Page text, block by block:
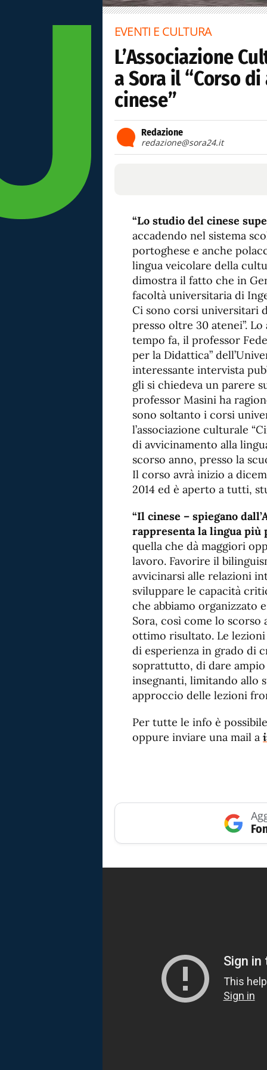
EVENTI E CULTURA
L’Associazione
a Sora il “Corso
cinese”
Redazione
redazione@sora24.it
“Lo studio del cinese
accadendo nel sistema
portoghese e anche
lingua veicolare della
dimostra il fatto che in
facoltà universitaria di
Ci sono corsi universitari
presso oltre 30 atenei”.
tempo fa, il professor
per la Didattica”
interessante intervista
gli si chiedeva un parere
professor Masini ha
sono soltanto i corsi
l’associazione culturale
di avvicinamento alla
scorso anno, presso la
Il corso avrà inizio a
2014 ed è aperto a tutti,
“Il cinese – spiegano
rappresenta la lingua più
quella che dà maggiori
lavoro. Favorire il
avvicinarsi alle relazioni
sviluppare le capacità
che abbiamo organizzato
Sora, così come lo
ottimo risultato. Le lezioni
di esperienza in grado di
soprattutto, di dare ampio
insegnanti, limitando allo
approccio delle lezioni
Per tutte le info è
oppure inviare una mail a